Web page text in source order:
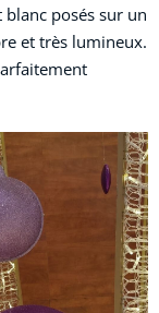
posés sur un
et très lumineux.